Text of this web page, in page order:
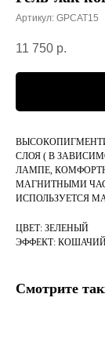
Артикул: GPCAT15
11 750 р.
СЛОЯ ( В
ЛАМПЕ,
МАГНИТНЫМИ
ИСПОЛЬЗУЕТСЯ
ЦВЕТ: ЗЕЛЕНЫЙ
ЭФФЕКТ: КОШАЧИЙ
Смотрите